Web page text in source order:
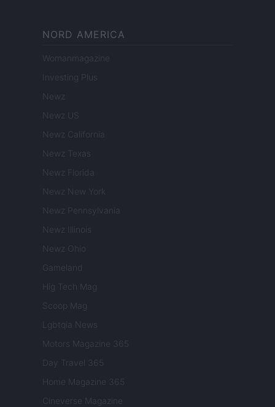
NORD AMERICA
Womanmagazine
Investing Plus
Newz
Newz US
Newz California
Newz Texas
Newz Florida
Newz New York
Newz Pennsylvania
Newz Illinois
Newz Ohio
Gameland
Hig Tech Mag
Scoop Mag
Lgbtqia News
Motors Magazine 365
Day Travel 365
Home Magazine 365
Cineverse Magazine